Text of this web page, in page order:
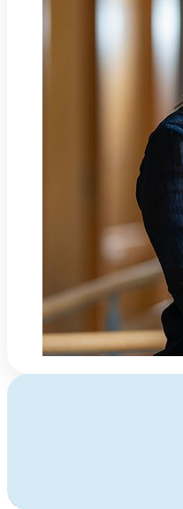
Har du spørsmål om
Kontakt oss